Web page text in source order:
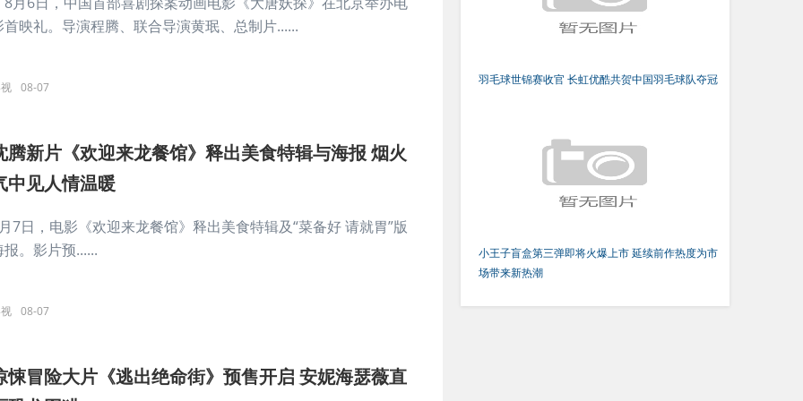
首映礼。导演程腾、联合导演黄珉、总制片......
08-07
腾新片《欢迎来龙餐馆》释出美食特辑与海报 烟火
中见人情温暖
7日，电影《欢迎来龙餐馆》释出美食特辑及“菜备好 请就胃”版
报。影片预......
08-07
悚冒险大片《逃出绝命街》预售开启 安妮海瑟薇直
羽毛球世锦赛收官 长虹优酷共贺中国羽毛球队夺冠
小王子盲盒第三弹即将火爆上市 延续前作热度为市
场带来新热潮